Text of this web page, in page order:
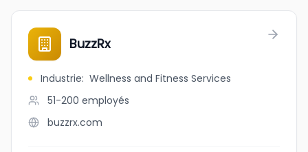
BuzzRx
Industrie: Wellness and Fitness Services
51-200 employés
buzzrx.com